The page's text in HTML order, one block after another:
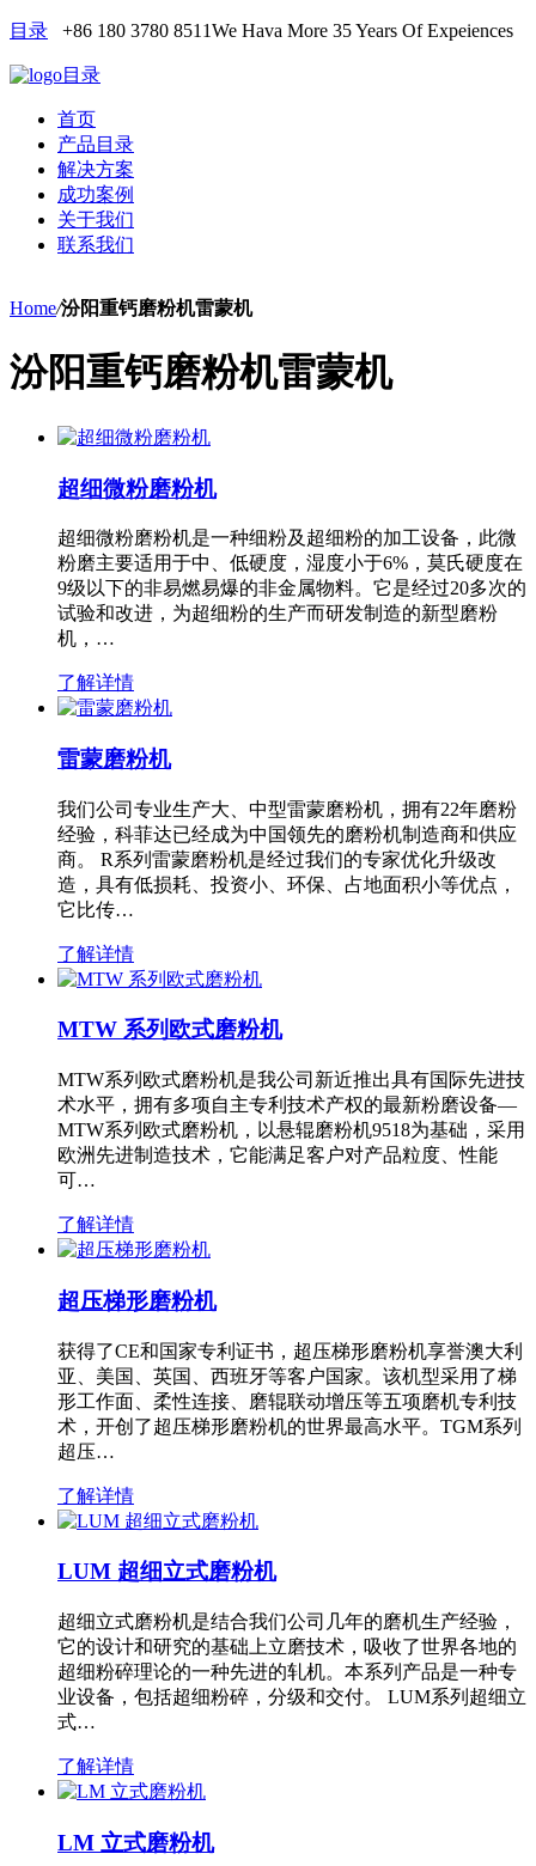
目录 +86 180 3780 8511We Hava More 35 Years Of Expeiences
目录
首页
产品目录
解决方案
成功案例
关于我们
联系我们
Home/汾阳重钙磨粉机雷蒙机
汾阳重钙磨粉机雷蒙机
超细微粉磨粉机
超细微粉磨粉机是一种细粉及超细粉的加工设备，此微
粉磨主要适用于中、低硬度，湿度小于6%，莫氏硬度在
9级以下的非易燃易爆的非金属物料。它是经过20多次的
试验和改进，为超细粉的生产而研发制造的新型磨粉
机，…
了解详情
雷蒙磨粉机
我们公司专业生产大、中型雷蒙磨粉机，拥有22年磨粉
经验，科菲达已经成为中国领先的磨粉机制造商和供应
商。 R系列雷蒙磨粉机是经过我们的专家优化升级改
造，具有低损耗、投资小、环保、占地面积小等优点，
它比传…
了解详情
MTW 系列欧式磨粉机
MTW系列欧式磨粉机是我公司新近推出具有国际先进技
术水平，拥有多项自主专利技术产权的最新粉磨设备—
MTW系列欧式磨粉机，以悬辊磨粉机9518为基础，采用
欧洲先进制造技术，它能满足客户对产品粒度、性能
可…
了解详情
超压梯形磨粉机
获得了CE和国家专利证书，超压梯形磨粉机享誉澳大利
亚、美国、英国、西班牙等客户国家。该机型采用了梯
形工作面、柔性连接、磨辊联动增压等五项磨机专利技
术，开创了超压梯形磨粉机的世界最高水平。TGM系列
超压…
了解详情
LUM 超细立式磨粉机
超细立式磨粉机是结合我们公司几年的磨机生产经验，
它的设计和研究的基础上立磨技术，吸收了世界各地的
超细粉碎理论的一种先进的轧机。本系列产品是一种专
业设备，包括超细粉碎，分级和交付。 LUM系列超细立
式…
了解详情
LM 立式磨粉机